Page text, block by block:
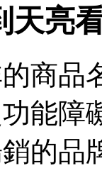
天亮
商品
能障
的品